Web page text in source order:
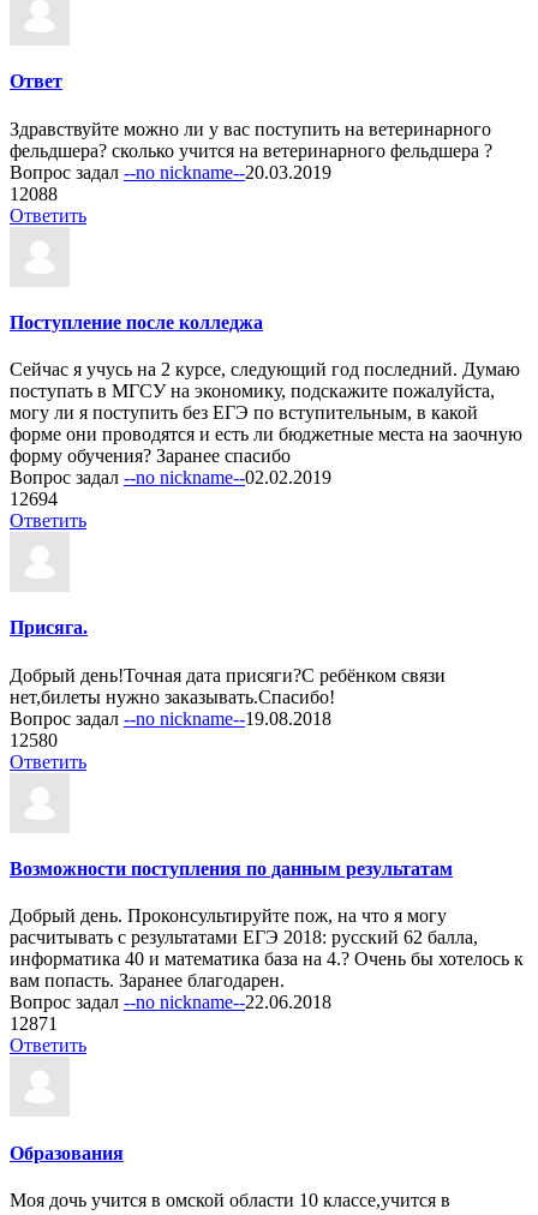
Ответ
Здравствуйте можно ли у вас поступить на ветеринарного
фельдшера? сколько учится на ветеринарного фельдшера ?
Вопрос задал --no nickname--20.03.2019
1 2088
Ответить
Поступление после колледжа
Сейчас я учусь на 2 курсе, следующий год последний. Думаю
поступать в МГСУ на экономику, подскажите пожалуйста,
могу ли я поступить без ЕГЭ по вступительным, в какой
форме они проводятся и есть ли бюджетные места на заочную
форму обучения? Заранее спасибо
Вопрос задал --no nickname--02.02.2019
1 2694
Ответить
Присяга.
Добрый день!Точная дата присяги?С ребёнком связи
нет,билеты нужно заказывать.Спасибо!
Вопрос задал --no nickname--19.08.2018
1 2580
Ответить
Возможности поступления по данным результатам
Добрый день. Проконсультируйте пож, на что я могу
расчитывать с результатами ЕГЭ 2018: русский 62 балла,
информатика 40 и математика база на 4.? Очень бы хотелось к
вам попасть. Заранее благодарен.
Вопрос задал --no nickname--22.06.2018
1 2871
Ответить
Образования
Моя дочь учится в омской области 10 классе,учится в